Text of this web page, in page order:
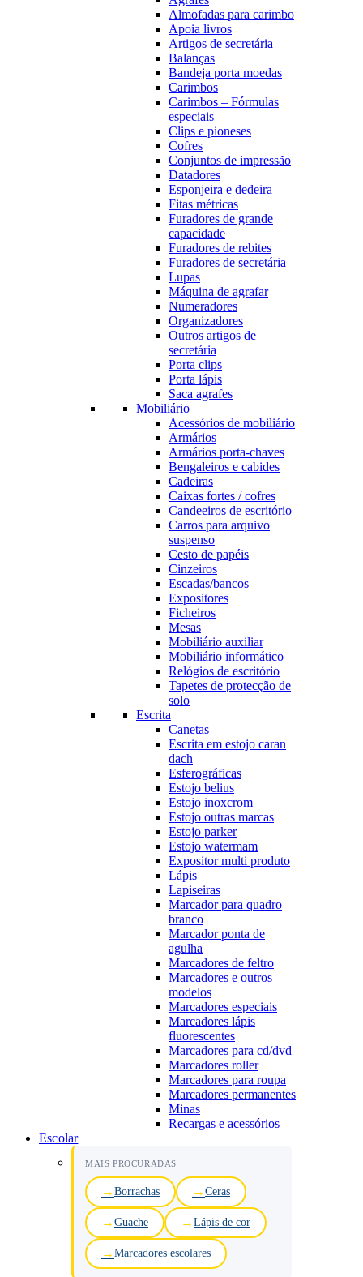
Almofadas para carimbo
Apoia livros
Artigos de secretária
Balanças
Bandeja porta moedas
Carimbos
Carimbos – Fórmulas
especiais
Clips e pioneses
Cofres
Conjuntos de impressão
Datadores
Esponjeira e dedeira
Fitas métricas
Furadores de grande
capacidade
Furadores de rebites
Furadores de secretária
Lupas
Máquina de agrafar
Numeradores
Organizadores
Outros artigos de
secretária
Porta clips
Porta lápis
Saca agrafes
Mobiliário
Acessórios de mobiliário
Armários
Armários porta-chaves
Bengaleiros e cabides
Cadeiras
Caixas fortes / cofres
Candeeiros de escritório
Carros para arquivo
suspenso
Cesto de papéis
Cinzeiros
Escadas/bancos
Expositores
Ficheiros
Mesas
Mobiliário auxiliar
Mobiliário informático
Relógios de escritório
Tapetes de protecção de
solo
Escrita
Canetas
Escrita em estojo caran
dach
Esferográficas
Estojo belius
Estojo inoxcrom
Estojo outras marcas
Estojo parker
Estojo watermam
Expositor multi produto
Lápis
Lapiseiras
Marcador para quadro
branco
Marcador ponta de
agulha
Marcadores de feltro
Marcadores e outros
modelos
Marcadores especiais
Marcadores lápis
fluorescentes
Marcadores para cd/dvd
Marcadores roller
Marcadores para roupa
Marcadores permanentes
Minas
Recargas e acessórios
Escolar
MAIS PROCURADAS
Borrachas Ceras
Guache Lápis de cor
Marcadores escolares